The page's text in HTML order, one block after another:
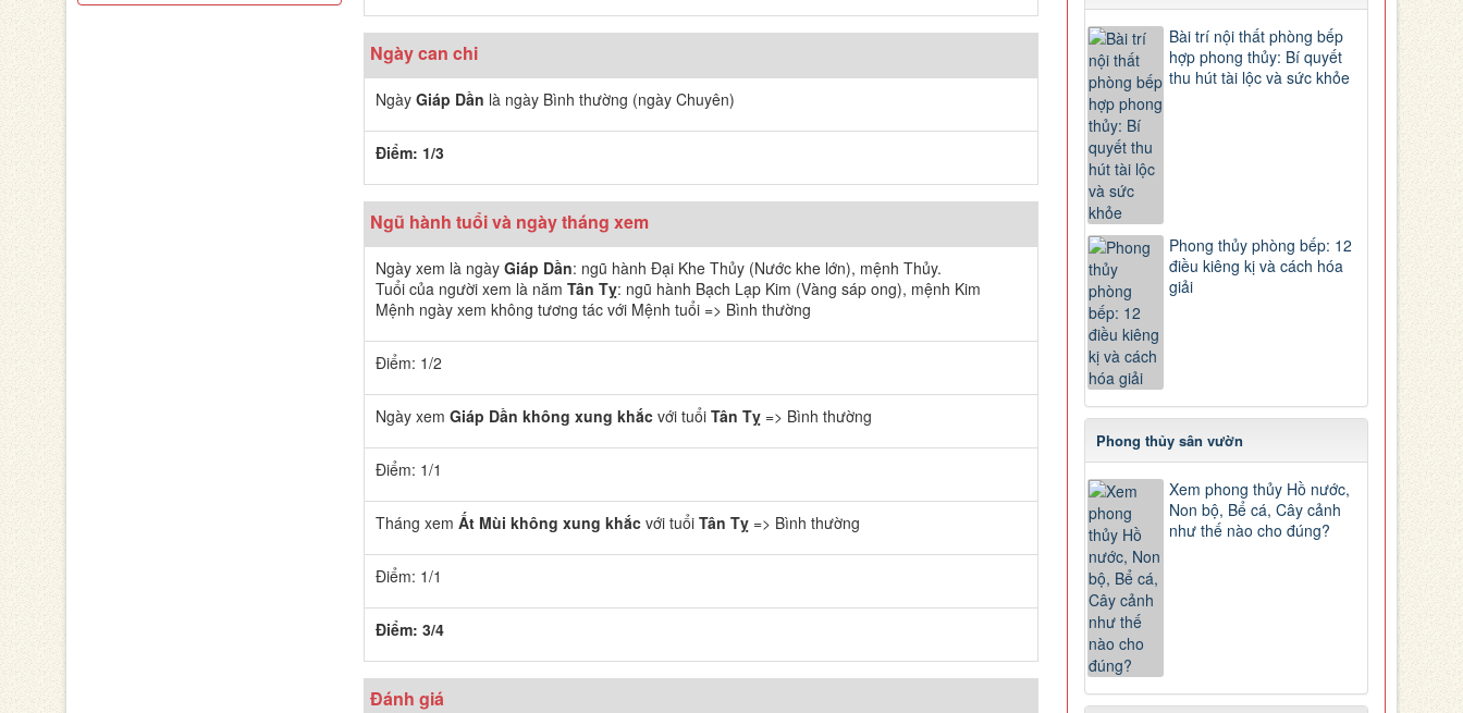
Ngày can chi
Ngày Giáp Dần là ngày Bình thường (ngày Chuyên)
Điểm: 1/3
Ngũ hành tuổi và ngày tháng xem
Ngày xem là ngày Giáp Dần: ngũ hành Đại Khe Thủy (Nước khe lớn), mệnh Thủy.
Tuổi của người xem là năm Tân Tỵ: ngũ hành Bạch Lạp Kim (Vàng sáp ong), mệnh Kim
Mệnh ngày xem không tương tác với Mệnh tuổi => Bình thường
Điểm: 1/2
Ngày xem Giáp Dần không xung khắcvới tuổi Tân Tỵ=> Bình thường
Điểm: 1/1
Tháng xem Ất Mùi không xung khắcvới tuổi Tân Tỵ=> Bình thường
Điểm: 1/1
Điểm: 3/4
Đánh giá
Bài trí nội thất phòng bếp
hợp phong thủy: Bí quyết
thu hút tài lộc và sức khỏe
Phong thủy phòng bếp: 12
điều kiêng kị và cách hóa
giải
Phong thủy sân vườn
Xem phong thủy Hồ nước,
Non bộ, Bể cá, Cây cảnh
như thế nào cho đúng?